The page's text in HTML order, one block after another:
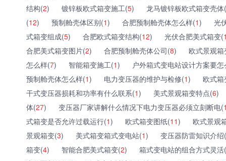
结构(2) 镀锌板欧式箱变施工(5)
龙马镀锌板欧式箱变壳体(
(12) 预制舱壳体区别(1) 合肥预制舱壳体怎么样(1)
光
式箱变组成(5) 合肥欧式箱变结构(12) 光伏合肥美式箱变(
合肥美式箱变图片(2) 合肥预制舱壳体公司(8)
欧式景观
怎么样(7) 智能箱变施工(1)
户外箱式变电站设计方案要
预制舱壳体怎么样(1) 电力变压器的维护与检修(1)
欧式
干式变压器损耗和功率有什么联系(1) 美式景观箱变特点(6)
体(27) 变压器厂家讲解什么情况下电力变压器必须立刻断电(
式箱变是否允许过载运行(1) 欧式箱变图纸(11)
欧式景观
景观箱变(3) 美式箱变箱式变电站(1)
变压器防雷知识介绍(
箱变(4) 智能合肥美式箱变(2)
箱式变电站的组合方式灵活(